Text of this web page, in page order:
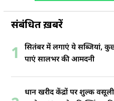
संबंधित ख़बरें
1
सितंबर में लगाएं ये सब्जियां,
पाएं सालभर की आमदनी
धान खरीद केंद्रों पर शुल्क